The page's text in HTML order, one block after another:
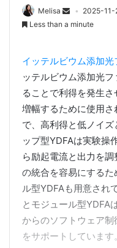
Melisa 2025-11-
Less than a minute
イッテルビウム添加
ッテルビウム添加光
ることで利得を発生
増幅するために使用
で、高利得と低ノイ
ップ型YDFAは実験操
ら励起電流と出力を
の統合を容易にする
ル型YDFAも用意され
とモジュール型YDFA
からのソフトウェア
をサポートしています。